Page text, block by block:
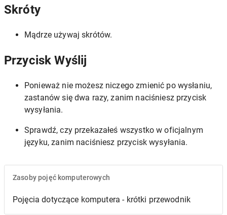
Skróty
Mądrze używaj skrótów.
Przycisk Wyślij
Ponieważ nie możesz niczego zmienić po wysłaniu,
zastanów się dwa razy, zanim naciśniesz przycisk
wysyłania.
Sprawdź, czy przekazałeś wszystko w oficjalnym
języku, zanim naciśniesz przycisk wysyłania.
Zasoby pojęć komputerowych
Pojęcia dotyczące komputera - krótki przewodnik